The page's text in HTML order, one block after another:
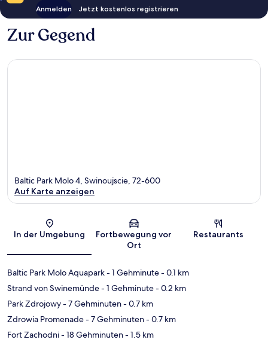
Anmelden Jetzt kostenlos registrieren
Zur Gegend
Karte
Baltic Park Molo 4, Swinoujscie, 72-600
Auf Karte anzeigen
In der Umgebung
Fortbewegung vor
Ort
Restaurants
Baltic Park Molo Aquapark- 1 Gehminute- 0.1 km
Strand von Swinemünde- 1 Gehminute- 0.2 km
Park Zdrojowy- 7 Gehminuten- 0.7 km
Zdrowia Promenade- 7 Gehminuten- 0.7 km
Fort Zachodni- 18 Gehminuten- 1.5 km